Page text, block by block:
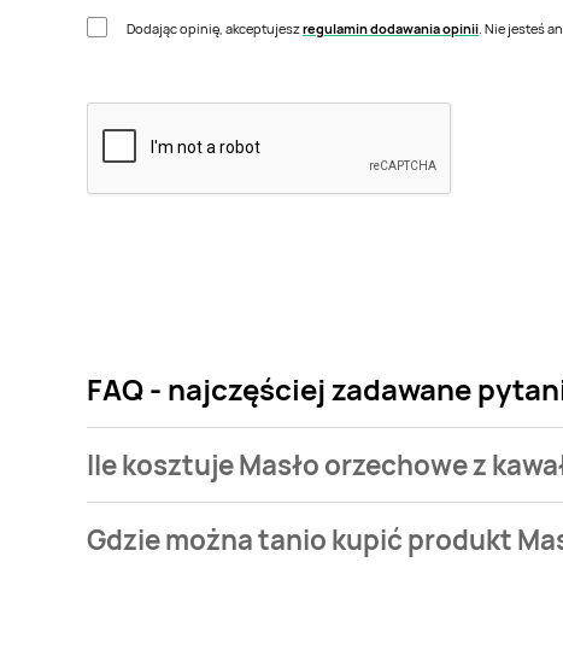
Dodając opinię, akceptujeszregulamin dodawania opinii . Nie jesteś
FAQ - najczęściej zadawane
Ile kosztuje Masło orzechowe z
orzechowe z kawałkami orzechów Sante go on!
Gdzie można tanio kupić produkt